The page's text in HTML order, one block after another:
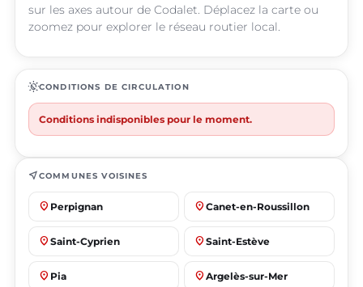
sur les axes autour de Codalet. Déplacez la carte ou
zoomez pour explorer le réseau routier local.
routineCONDITIONS DE CIRCULATION
Conditions indisponibles pour le moment.
near_meCOMMUNES VOISINES
place Perpignan place Canet-en-Roussillon
place Saint-Cyprien place Saint-Estève
place Pia place Argelès-sur-Mer